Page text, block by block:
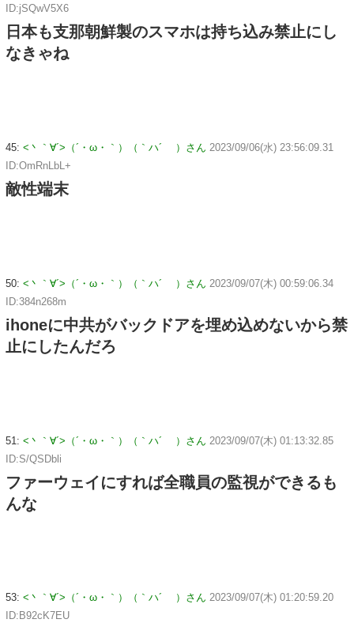
ID:jSQwV5X6
日本も支那朝鮮製のスマホは持ち込み禁止にし
なきゃね
45: <丶｀∀´>（´・ω・｀）（｀ハ´ ）さん 2023/09/06(水) 23:56:09.31
ID:OmRnLbL+
敵性端末
50: <丶｀∀´>（´・ω・｀）（｀ハ´ ）さん 2023/09/07(木) 00:59:06.34
ID:384n268m
ihoneに中共がバックドアを埋め込めないから禁
止にしたんだろ
51: <丶｀∀´>（´・ω・｀）（｀ハ´ ）さん 2023/09/07(木) 01:13:32.85
ID:S/QSDbli
ファーウェイにすれば全職員の監視ができるも
んな
53: <丶｀∀´>（´・ω・｀）（｀ハ´ ）さん 2023/09/07(木) 01:20:59.20
ID:B92cK7EU